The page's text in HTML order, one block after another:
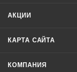
АКЦИИ
КАРТА САЙТА
КОМПАНИЯ